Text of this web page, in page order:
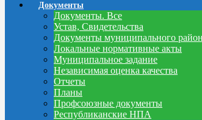
Документы
Документы. Все
Устав, Свидетельства
Документы муниципального
Локальные нормативные акты
Муниципальное задание
Независимая оценка качества
Отчеты
Планы
Профсоюзные документы
Республиканские НПА